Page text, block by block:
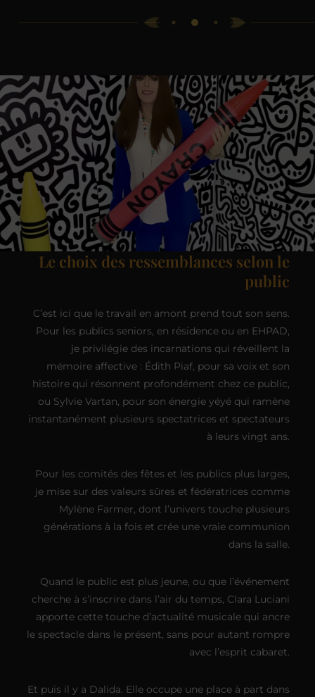
Le choix des ressemblances selon le
public
C’est ici que le travail en amont prend tout son sens.
Pour les publics seniors, en résidence ou en EHPAD,
je privilégie des incarnations qui réveillent la
mémoire affective : Édith Piaf, pour sa voix et son
histoire qui résonnent profondément chez ce public,
ou Sylvie Vartan, pour son énergie yéyé qui ramène
instantanément plusieurs spectatrices et spectateurs
à leurs vingt ans.
Pour les comités des fêtes et les publics plus larges,
je mise sur des valeurs sûres et fédératrices comme
Mylène Farmer, dont l’univers touche plusieurs
générations à la fois et crée une vraie communion
dans la salle.
Quand le public est plus jeune, ou que l’événement
cherche à s’inscrire dans l’air du temps, Clara Luciani
apporte cette touche d’actualité musicale qui ancre
le spectacle dans le présent, sans pour autant rompre
avec l’esprit cabaret.
Et puis il y a Dalida. Elle occupe une place à part dans